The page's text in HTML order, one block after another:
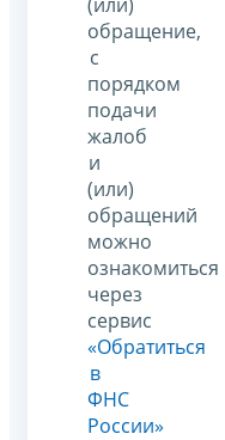
обращение,
с
порядком
подачи
жалоб
и
(или)
обращений
можно
ознакомиться
через
сервис
«Обратиться
в
ФНС
России»